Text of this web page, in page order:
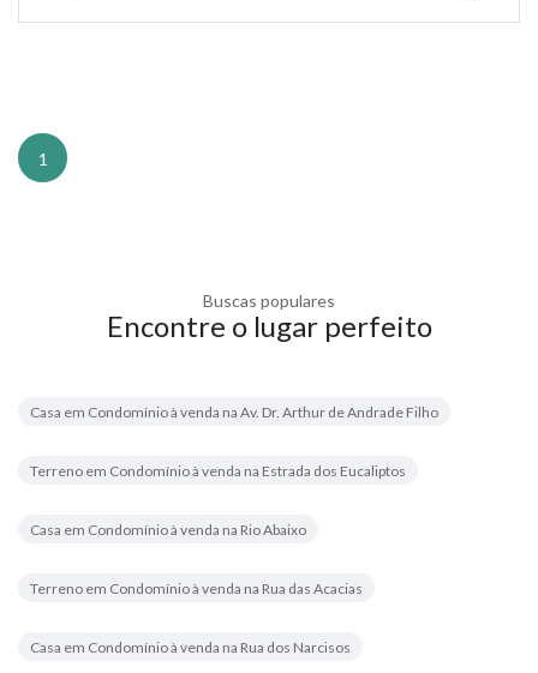
1
Buscas populares
Encontre o lugar perfeito
Casa em Condomínio à venda na Av. Dr. Arthur de Andrade Filho
Terreno em Condomínio à venda na Estrada dos Eucaliptos
Casa em Condomínio à venda na Rio Abaixo
Terreno em Condomínio à venda na Rua das Acacias
Casa em Condomínio à venda na Rua dos Narcisos